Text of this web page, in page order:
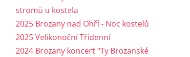
stromů u kostela
2025 Brozany nad Ohří - Noc kostelů
2025 Velikonoční Třídenní
2024 Brozany koncert "Ty Brozanské